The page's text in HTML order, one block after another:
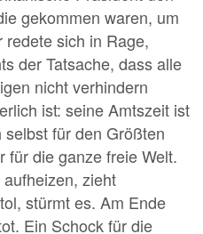
gekommen waren, um
sich in Rage,
der Tatsache, dass alle
nicht verhindern
ist: seine Amtszeit ist
für den Größten
für die ganze freie Welt.
zieht
stürmt es. Am Ende
Ein Schock für die